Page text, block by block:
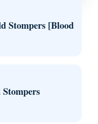
Stompers [Blood